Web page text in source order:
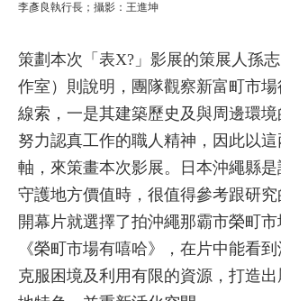
李彥良執行長；攝影：王進坤
策劃本次「表X?」影展的策展人孫
作室）則說明，團隊觀察新富町市場
線索，一是其建築歷史及與周邊環
努力認真工作的職人精神，因此以
軸，來策畫本次影展。日本沖繩縣
守護地方價值時，很值得參考跟研
開幕片就選擇了拍沖繩那霸市榮町
《榮町市場有嘻哈》，在片中能看
克服困境及利用有限的資源，打造